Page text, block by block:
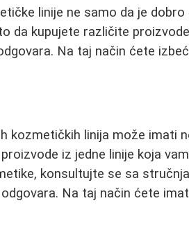
linije ne samo da je
da kupujete različite
Na taj način ćete
kozmetičkih linija može imati
iz jedne linije koja
konsultujte se sa
Na taj način ćete